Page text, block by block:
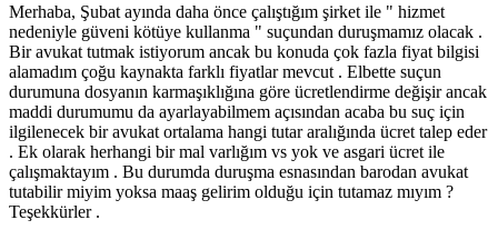
Merhaba, Şubat ayında daha önce çalıştığım şirket ile " hizmet
nedeniyle güveni kötüye kullanma " suçundan duruşmamız olacak .
Bir avukat tutmak istiyorum ancak bu konuda çok fazla fiyat bilgisi
alamadım çoğu kaynakta farklı fiyatlar mevcut . Elbette suçun
durumuna dosyanın karmaşıklığına göre ücretlendirme değişir ancak
maddi durumumu da ayarlayabilmem açısından acaba bu suç için
ilgilenecek bir avukat ortalama hangi tutar aralığında ücret talep eder
. Ek olarak herhangi bir mal varlığım vs yok ve asgari ücret ile
çalışmaktayım . Bu durumda duruşma esnasından barodan avukat
tutabilir miyim yoksa maaş gelirim olduğu için tutamaz mıyım ?
Teşekkürler .